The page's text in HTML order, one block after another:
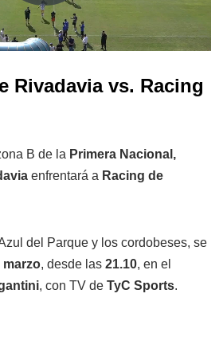
Rivadavia vs. Racing
B de la Primera Nacional,
enfrentará a Racing de
del Parque y los cordobeses, se
marzo, desde las 21.10, en el
, con TV de TyC Sports.